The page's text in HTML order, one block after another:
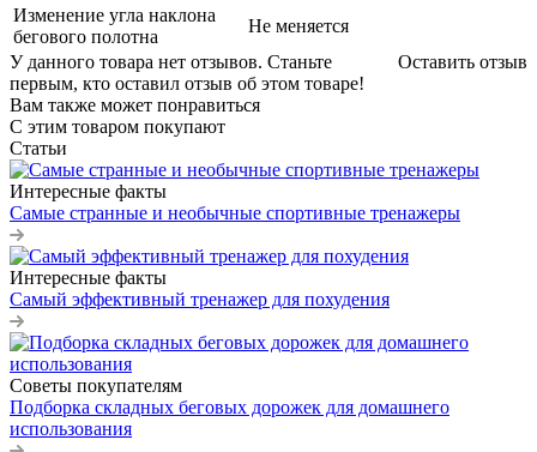
Изменение угла наклона
бегового полотна
Не меняется
Оставить отзыв
У данного товара нет отзывов. Станьте
первым, кто оставил отзыв об этом товаре!
Вам также может понравиться
С этим товаром покупают
Статьи
Интересные факты
Самые странные и необычные спортивные тренажеры
Интересные факты
Самый эффективный тренажер для похудения
Советы покупателям
Подборка складных беговых дорожек для домашнего
использования